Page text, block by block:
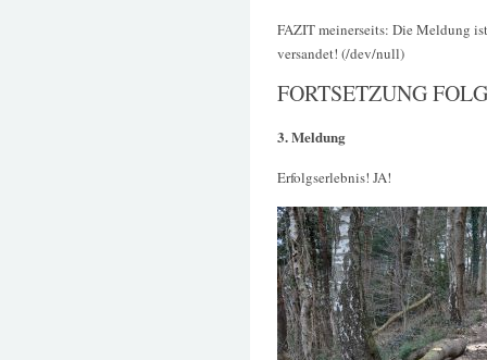
FAZIT meinerseits: Die Meldung
versandet! (/dev/null)
FORTSETZUNG
3. Meldung
Erfolgserlebnis! JA!